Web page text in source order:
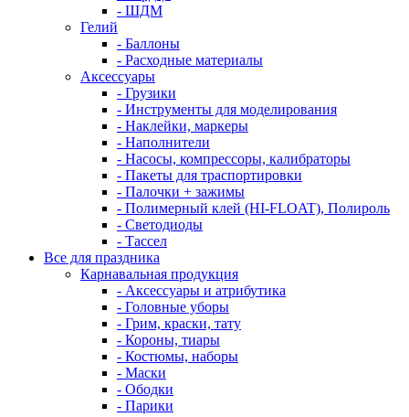
- ШДМ
Гелий
- Баллоны
- Расходные материалы
Аксессуары
- Грузики
- Инструменты для моделирования
- Наклейки, маркеры
- Наполнители
- Насосы, компрессоры, калибраторы
- Пакеты для траспортировки
- Палочки + зажимы
- Полимерный клей (HI-FLOAT), Полироль
- Светодиоды
- Тассел
Все для праздника
Карнавальная продукция
- Аксессуары и атрибутика
- Головные уборы
- Грим, краски, тату
- Короны, тиары
- Костюмы, наборы
- Маски
- Ободки
- Парики